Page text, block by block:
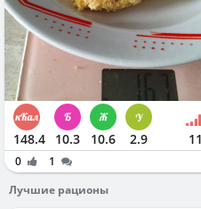
148.4 10.3 10.6 2.9 11
0
1
Лучшие рационы